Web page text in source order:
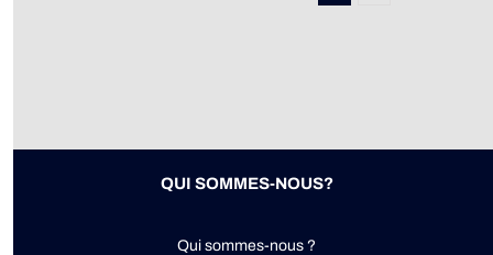
QUI SOMMES-NOUS?
Qui sommes-nous ?